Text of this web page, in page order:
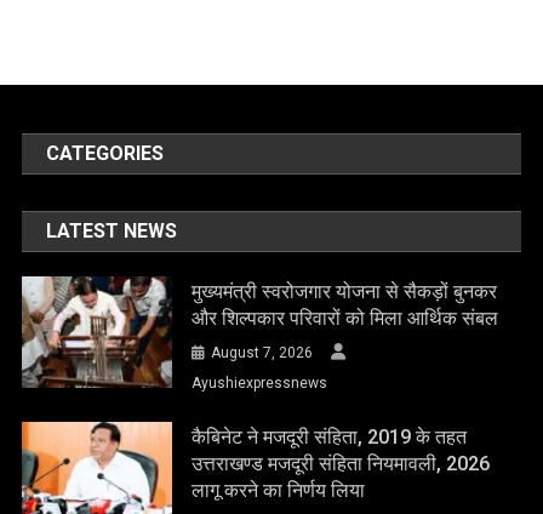
CATEGORIES
LATEST NEWS
मुख्यमंत्री स्वरोजगार योजना से सैकड़ों बुनकर
और शिल्पकार परिवारों को मिला आर्थिक संबल
August 7, 2026
Ayushiexpressnews
कैबिनेट ने मजदूरी संहिता, 2019 के तहत
उत्तराखण्ड मजदूरी संहिता नियमावली, 2026
लागू करने का निर्णय लिया